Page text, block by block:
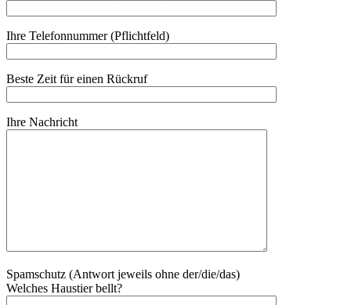
Ihre Telefonnummer (Pflichtfeld)
Beste Zeit für einen Rückruf
Ihre Nachricht
Spamschutz (Antwort jeweils ohne der/die/das)
Welches Haustier bellt?